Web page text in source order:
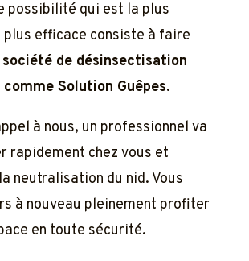
possibilité qui est la plus
efficace consiste à faire
société de désinsectisation
Solution Guêpes.
à nous, un professionnel va
rapidement chez vous et
neutralisation du nid. Vous
à nouveau pleinement profiter
en toute sécurité.